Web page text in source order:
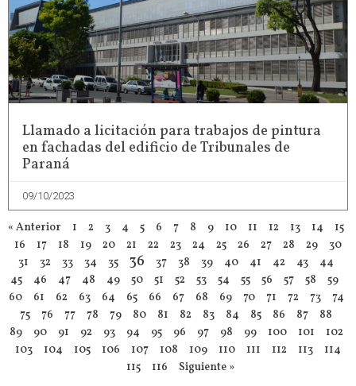
Llamado a licitación para trabajos de pintura
en fachadas del edificio de Tribunales de
Paraná
09/10/2023
« Anterior 1 2 3 4 5 6 7 8 9 10 11 12 13 14
15
16
17 18 19 20 21 22 23 24 25 26 27 28 29
30
31
32 33 34 35 36 37 38 39 40 41 42 43
44
45
46 47 48 49 50 51 52 53 54 55 56 57 58
59
60
61 62 63 64 65 66 67 68 69 70 71 72 73
74
75
76 77 78 79 80 81 82 83 84 85 86 87
88
89
90 91 92 93 94 95 96 97 98 99 100 101
102
103
104 105 106 107 108 109 110 111 112 113
114
115
116 Siguiente »